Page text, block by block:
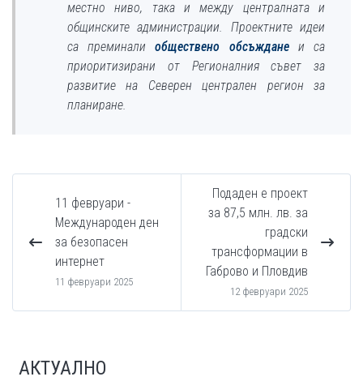
местно ниво, така и между централната и
общинските администрации. Проектните идеи
са преминалиобществено обсъждане и са
приоритизирани от Регионалния съвет за
развитие на Северен централен регион за
планиране.
11 февруари -
Международен ден
за безопасен
интернет
11 февруари 2025
Подаден е проект
за 87,5 млн. лв. за
градски
трансформации в
Габрово и Пловдив
12 февруари 2025
АКТУАЛНО